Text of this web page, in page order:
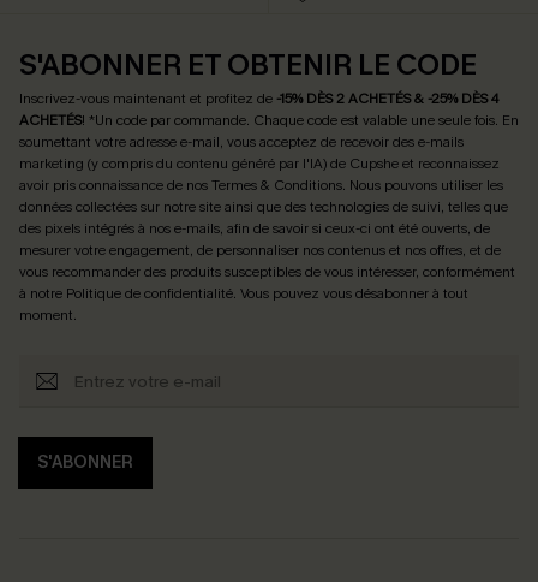
S'ABONNER ET OBTENIR LE CODE
Inscrivez-vous maintenant et profitez de -15% DÈS 2 ACHETÉS & -25% DÈS 4
ACHETÉS! *Un code par commande. Chaque code est valable une seule fois. En
soumettant votre adresse e-mail, vous acceptez de recevoir des e-mails
marketing (y compris du contenu généré par l'IA) de Cupshe et reconnaissez
avoir pris connaissance de nosTermes & Conditions. Nous pouvons utiliser les
données collectées sur notre site ainsi que des technologies de suivi, telles que
des pixels intégrés à nos e-mails, afin de savoir si ceux-ci ont été ouverts, de
mesurer votre engagement, de personnaliser nos contenus et nos offres, et de
vous recommander des produits susceptibles de vous intéresser, conformément
à notre Politique de confidentialité. Vous pouvez vous désabonner à tout
moment.
S'ABONNER